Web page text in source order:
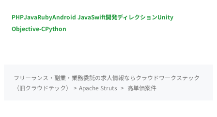
PHPJavaRubyAndroid JavaSwift開発ディレクションUnity
Objective-CPython
フリーランス・副業・業務委託の求人情報ならクラウドワークステック
（旧クラウドテック）
> Apache Struts > 高単価案件